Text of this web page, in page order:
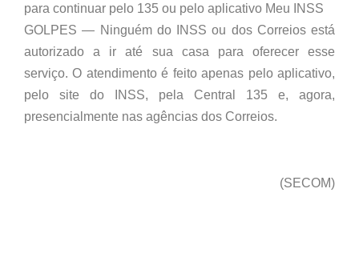
para continuar pelo 135 ou pelo aplicativo Meu INSS
GOLPES — Ninguém do INSS ou dos Correios está
autorizado a ir até sua casa para oferecer esse
serviço. O atendimento é feito apenas pelo aplicativo,
pelo site do INSS, pela Central 135 e, agora,
presencialmente nas agências dos Correios.
(SECOM)